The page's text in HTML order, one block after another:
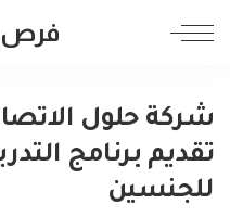
فرص
تقديم برنامج
للجنسين